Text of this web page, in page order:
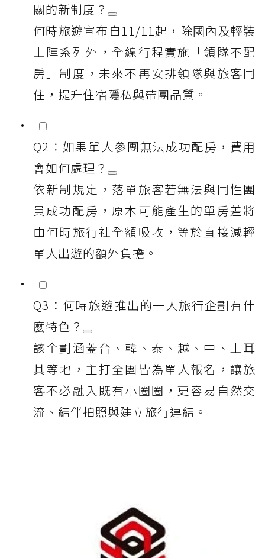
關的新制度？
何時旅遊宣布自11/11起，除國內及輕裝
上陣系列外，全線行程實施「領隊不配
房」制度，未來不再安排領隊與旅客同
住，提升住宿隱私與帶團品質。
Q2：如果單人參團無法成功配房，費用
會如何處理？
依新制規定，落單旅客若無法與同性團
員成功配房，原本可能產生的單房差將
由何時旅行社全額吸收，等於直接減輕
單人出遊的額外負擔。
Q3：何時旅遊推出的一人旅行企劃有什
麼特色？
該企劃涵蓋台、韓、泰、越、中、土耳
其等地，主打全團皆為單人報名，讓旅
客不必融入既有小圈圈，更容易自然交
流、結伴拍照與建立旅行連結。